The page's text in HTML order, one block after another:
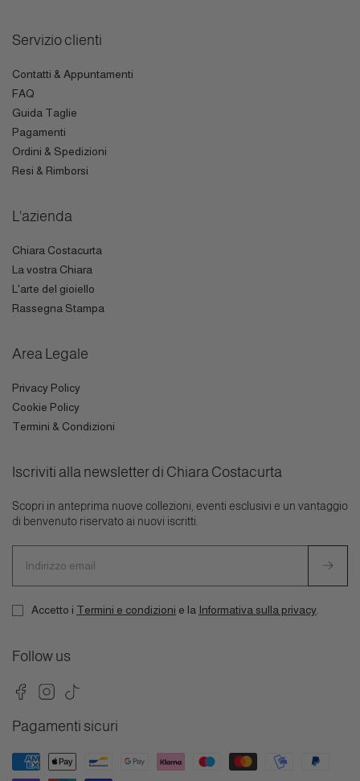
Servizio clienti
Contatti & Appuntamenti
FAQ
Guida Taglie
Pagamenti
Ordini & Spedizioni
Resi & Rimborsi
L'azienda
Chiara Costacurta
La vostra Chiara
L'arte del gioiello
Rassegna Stampa
Area Legale
Privacy Policy
Cookie Policy
Termini & Condizioni
Iscriviti alla newsletter di Chiara Costacurta
Scopri in anteprima nuove collezioni, eventi esclusivi e un vantaggio
di benvenuto riservato ai nuovi iscritti.
email
Accetto i Termini e condizioni e la Informativa sulla privacy
Follow us
Facebook
Instagram
TikTok
Pagamenti sicuri